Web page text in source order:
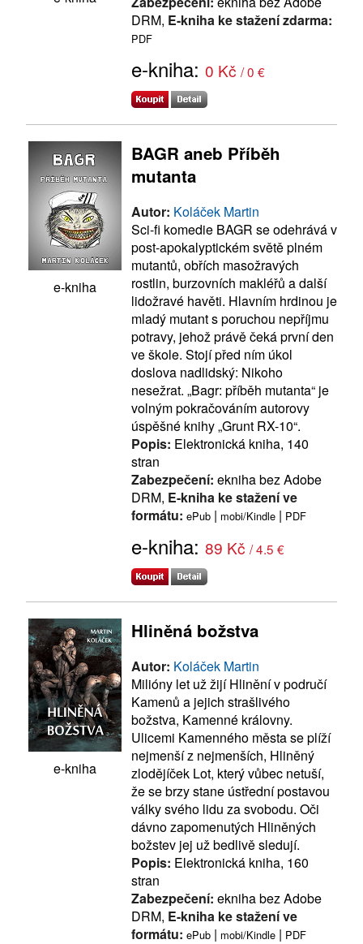
DRM, E-kniha ke stažení zdarma:
PDF
e-kniha: 0 Kč / 0 €
e-kniha
BAGR aneb Příběh
mutanta
Autor: Koláček Martin
Sci-fi komedie BAGR se odehrává v
post-apokalyptickém světě plném
mutantů, obřích masožravých
rostlin, burzovních makléřů a další
lidožravé havěti. Hlavním hrdinou je
mladý mutant s poruchou nepříjmu
potravy, jehož právě čeká první den
ve škole. Stojí před ním úkol
doslova nadlidský: Nikoho
nesežrat. „Bagr: příběh mutanta“ je
volným pokračováním autorovy
úspěšné knihy „Grunt RX-10“.
Popis: Elektronická kniha, 140
stran
Zabezpečení: ekniha bez Adobe
DRM, E-kniha ke stažení ve
formátu: ePub | mobi/Kindle | PDF
e-kniha: 89 Kč / 4.5 €
e-kniha
Hliněná božstva
Autor: Koláček Martin
Milióny let už žijí Hlinění v područí
Kamenů a jejich strašlivého
božstva, Kamenné královny.
Ulicemi Kamenného města se plíží
nejmenší z nejmenších, Hliněný
zlodějíček Lot, který vůbec netuší,
že se brzy stane ústřední postavou
války svého lidu za svobodu. Oči
dávno zapomenutých Hliněných
božstev jej už bedlivě sledují.
Popis: Elektronická kniha, 160
stran
Zabezpečení: ekniha bez Adobe
DRM, E-kniha ke stažení ve
formátu: ePub | mobi/Kindle | PDF